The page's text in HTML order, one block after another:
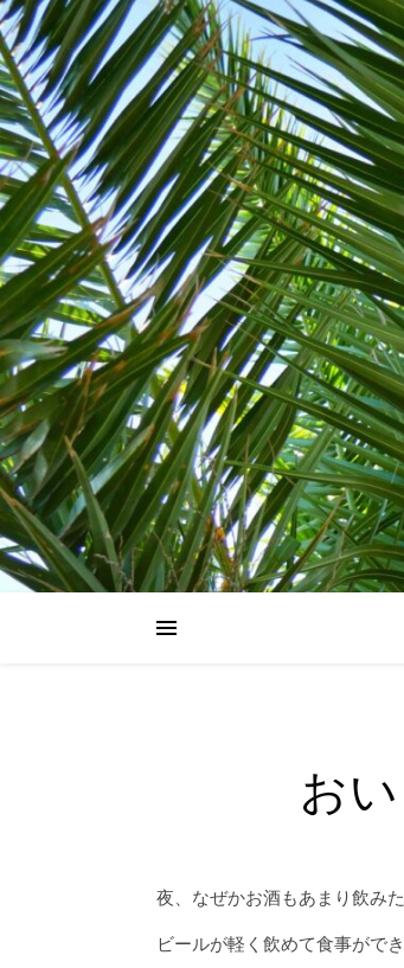
お
夜、なぜかお酒もあまり飲み
ビールが軽く飲めて食事がで